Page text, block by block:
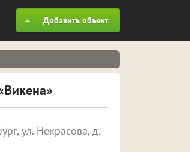
Добавить объект
ул. Некрасова, д.